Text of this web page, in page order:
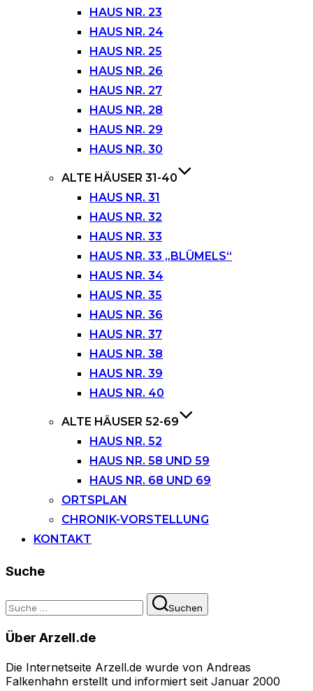
HAUS NR. 23
HAUS NR. 24
HAUS NR. 25
HAUS NR. 26
HAUS NR. 27
HAUS NR. 28
HAUS NR. 29
HAUS NR. 30
ALTE HÄUSER 31-40
HAUS NR. 31
HAUS NR. 32
HAUS NR. 33
HAUS NR. 33 „BLÜMELS“
HAUS NR. 34
HAUS NR. 35
HAUS NR. 36
HAUS NR. 37
HAUS NR. 38
HAUS NR. 39
HAUS NR. 40
ALTE HÄUSER 52-69
HAUS NR. 52
HAUS NR. 58 UND 59
HAUS NR. 68 UND 69
ORTSPLAN
CHRONIK-VORSTELLUNG
KONTAKT
Suche
Suchen
nach:
Suchen
Über Arzell.de
Die Internetseite Arzell.de wurde von Andreas
Falkenhahn erstellt und informiert seit Januar 2000